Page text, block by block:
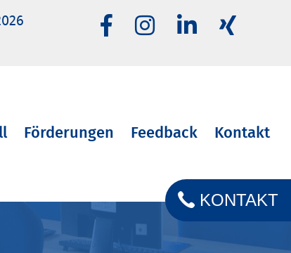
Förderungen Feedback Kontakt
KONTAKT